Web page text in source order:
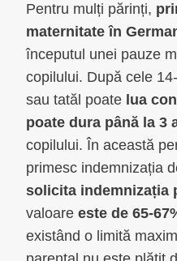
Pentru mulți părinți,
maternitate în
începutul unei pauze
copilului. După cele
sau tatăl poate lua
poate dura până la 3
copilului. În această
primesc indemnizația
solicita indemnizația
valoare este de 65-
existând o limită